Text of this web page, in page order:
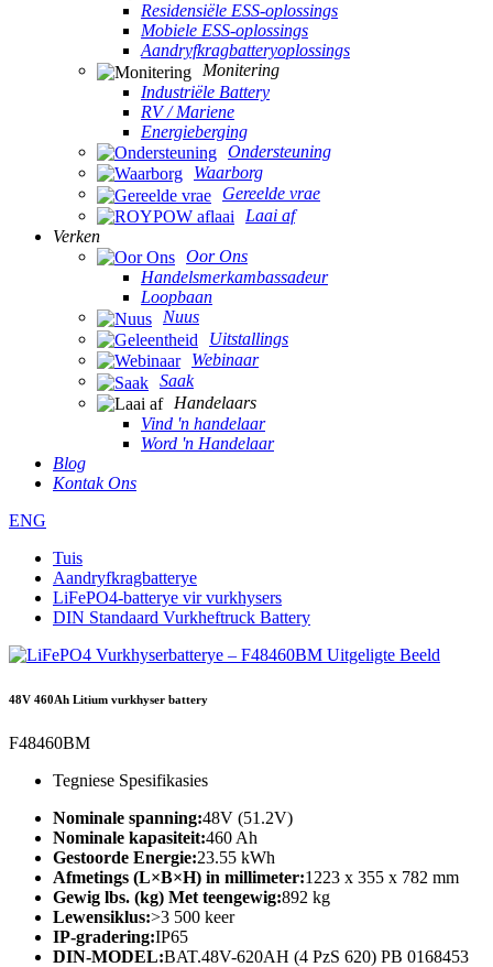
Residensiële ESS-oplossings
Mobiele ESS-oplossings
Aandryfkragbatteryoplossings
Monitering
Industriële Battery
RV / Mariene
Energieberging
Ondersteuning
Waarborg
Gereelde vrae
Laai af
Verken
Oor Ons
Handelsmerkambassadeur
Loopbaan
Nuus
Uitstallings
Webinaar
Saak
Handelaars
Vind 'n handelaar
Word 'n Handelaar
Blog
Kontak Ons
ENG
Tuis
Aandryfkragbatterye
LiFePO4-batterye vir vurkhysers
DIN Standaard Vurkheftruck Battery
48V 460Ah Litium vurkhyser battery
F48460BM
Tegniese Spesifikasies
Nominale spanning:48V (51.2V)
Nominale kapasiteit:460 Ah
Gestoorde Energie:23.55 kWh
Afmetings (L×B×H) in millimeter:1223 x 355 x 782 mm
Gewig lbs. (kg) Met teengewig:892 kg
Lewensiklus:>3 500 keer
IP-gradering:IP65
DIN-MODEL:BAT.48V-620AH (4 PzS 620) PB 0168453